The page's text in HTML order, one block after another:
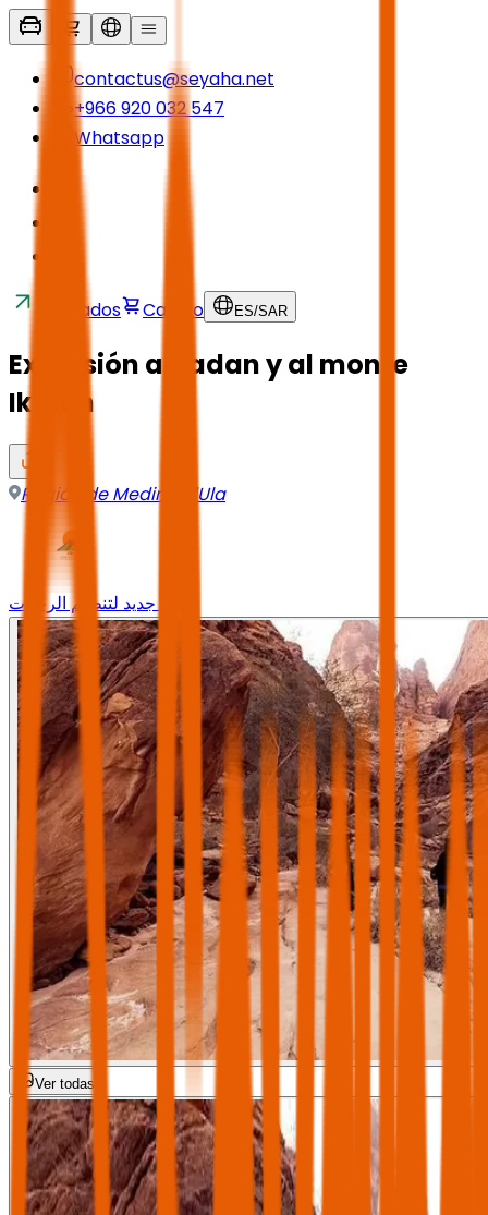
contactus@seyaha.net
+966 920 032 547
Whatsapp
Traslados Carrito ES/SAR
Excursión a Dadan y al monte
Ikmah
Región de Medina AlUla
وجه جديد لتنظيم الرحلات
Ver todas